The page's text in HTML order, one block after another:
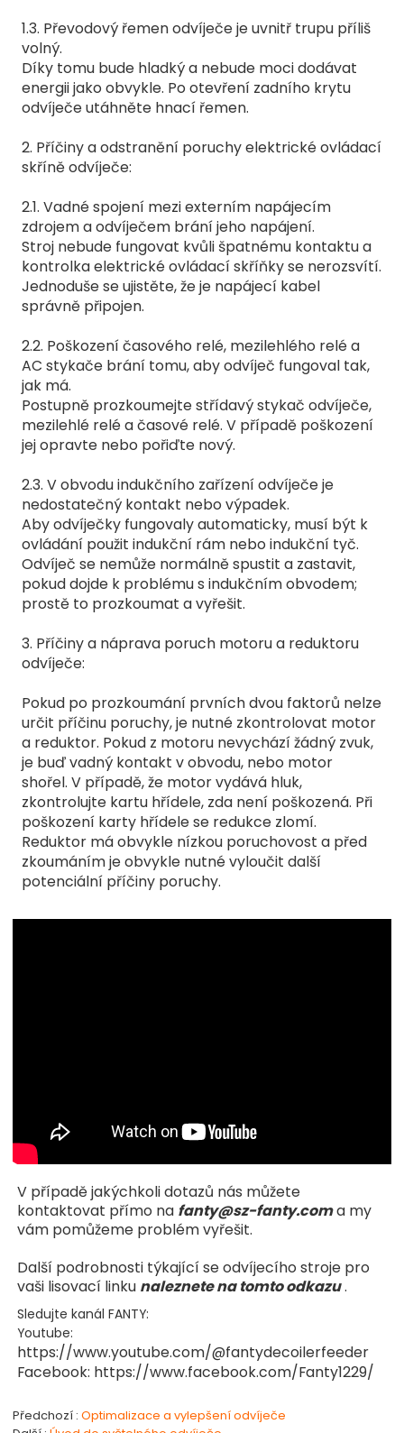
1.3. Převodový řemen odvíječe je uvnitř trupu příliš
volný.
Díky tomu bude hladký a nebude moci dodávat
energii jako obvykle. Po otevření zadního krytu
odvíječe utáhněte hnací řemen.
2. Příčiny a odstranění poruchy elektrické ovládací
skříně odvíječe:
2.1. Vadné spojení mezi externím napájecím
zdrojem a odvíječem brání jeho napájení.
Stroj nebude fungovat kvůli špatnému kontaktu a
kontrolka elektrické ovládací skříňky se nerozsvítí.
Jednoduše se ujistěte, že je napájecí kabel
správně připojen.
2.2. Poškození časového relé, mezilehlého relé a
AC stykače brání tomu, aby odvíječ fungoval tak,
jak má.
Postupně prozkoumejte střídavý stykač odvíječe,
mezilehlé relé a časové relé. V případě poškození
jej opravte nebo pořiďte nový.
2.3. V obvodu indukčního zařízení odvíječe je
nedostatečný kontakt nebo výpadek.
Aby odvíječky fungovaly automaticky, musí být k
ovládání použit indukční rám nebo indukční tyč.
Odvíječ se nemůže normálně spustit a zastavit,
pokud dojde k problému s indukčním obvodem;
prostě to prozkoumat a vyřešit.
3. Příčiny a náprava poruch motoru a reduktoru
odvíječe:
Pokud po prozkoumání prvních dvou faktorů nelze
určit příčinu poruchy, je nutné zkontrolovat motor
a reduktor. Pokud z motoru nevychází žádný zvuk,
je buď vadný kontakt v obvodu, nebo motor
shořel. V případě, že motor vydává hluk,
zkontrolujte kartu hřídele, zda není poškozená. Při
poškození karty hřídele se redukce zlomí.
Reduktor má obvykle nízkou poruchovost a před
zkoumáním je obvykle nutné vyloučit další
potenciální příčiny poruchy.
V případě jakýchkoli dotazů nás můžete
kontaktovat přímo na fanty@sz-fanty.coma my
vám pomůžeme problém vyřešit.
Další podrobnosti týkající se odvíjecího stroje pro
vaši lisovací linku naleznete na tomto odkazu.
Sledujte kanál FANTY:
Youtube:
https://www.youtube.com/@fantydecoilerfeeder
Facebook: https://www.facebook.com/Fanty1229/
Předchozí Optimalizace a vylepšení odvíječe